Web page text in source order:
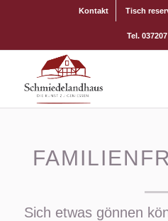
Kontakt Tisch
Tel.
Sich etwas gönnen